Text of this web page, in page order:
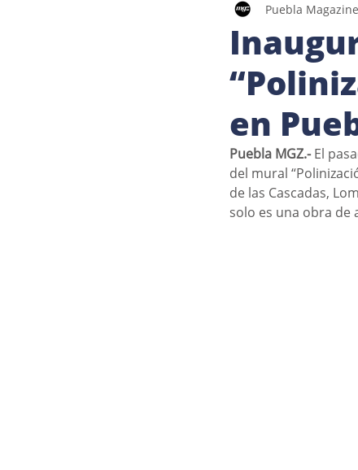
Poblanas destacadas
en
Puebla Magazine
Puebla MGZ.- El
del mural
de las Cascadas,
solo es una obra de